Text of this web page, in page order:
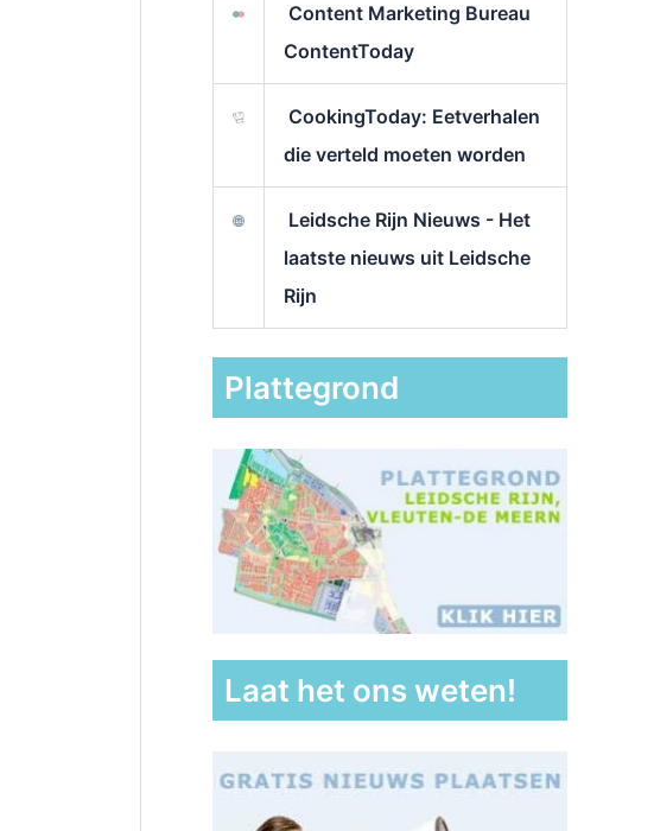
Content Marketing Bureau
ContentToday
CookingToday: Eetverhalen
die verteld moeten worden
Leidsche Rijn Nieuws - Het
laatste nieuws uit Leidsche
Rijn
Plattegrond
Laat het ons weten!